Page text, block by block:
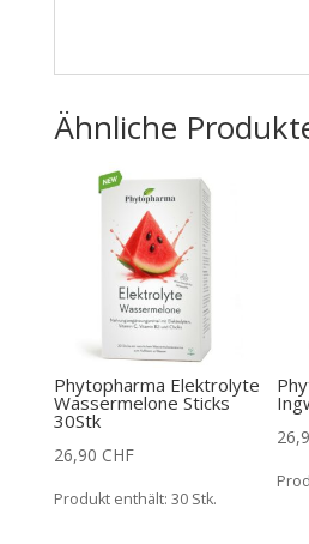
Ähnliche
Phytopharma Elektrolyte
Wassermelone Sticks
30Stk
26,90 CHF
Produkt enthält: 30 Stk.